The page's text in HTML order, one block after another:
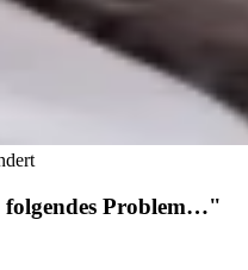
folgendes Problem…"